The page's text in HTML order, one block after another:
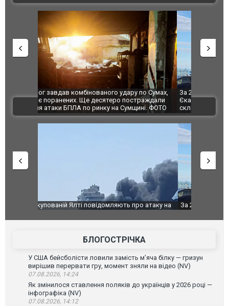
За 2000 кілометрів від кордону з Україною: в
Єкатеринбурзі після атаки дронів загорівся
склад Wildberries. ФОТО. ВІДЕО
"Мої
ВІДЕО
За 2000 кілометрів від кордону з Україною: в
склад Wildberries. ФОТО. ВІДЕО
В
БЛОГОСТРІЧКА
У США бейсболісти ловили замість м’яча білку — гризун
вирішив перервати гру, момент зняли на відео (NV)
07.08.2026, 14:24
Як змінилося ставлення поляків до українців у 2026 році —
інфографіка (NV)
07.08.2026, 14:12